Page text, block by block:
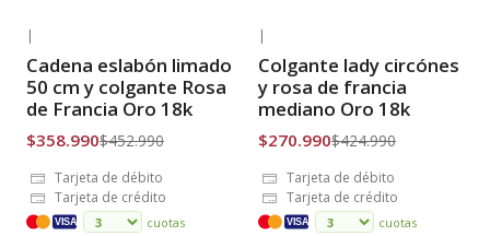
Envío Gratis
|
Cadena eslabón limado
50 cm y colgante Rosa
de Francia Oro 18k
$358.990$452.990
Tarjeta de débito
Tarjeta de crédito
VISA
cuotas
Envío Gratis
|
Colgante lady circónes
y rosa de francia
mediano Oro 18k
$270.990$424.990
Tarjeta de débito
Tarjeta de crédito
VISA
cuotas